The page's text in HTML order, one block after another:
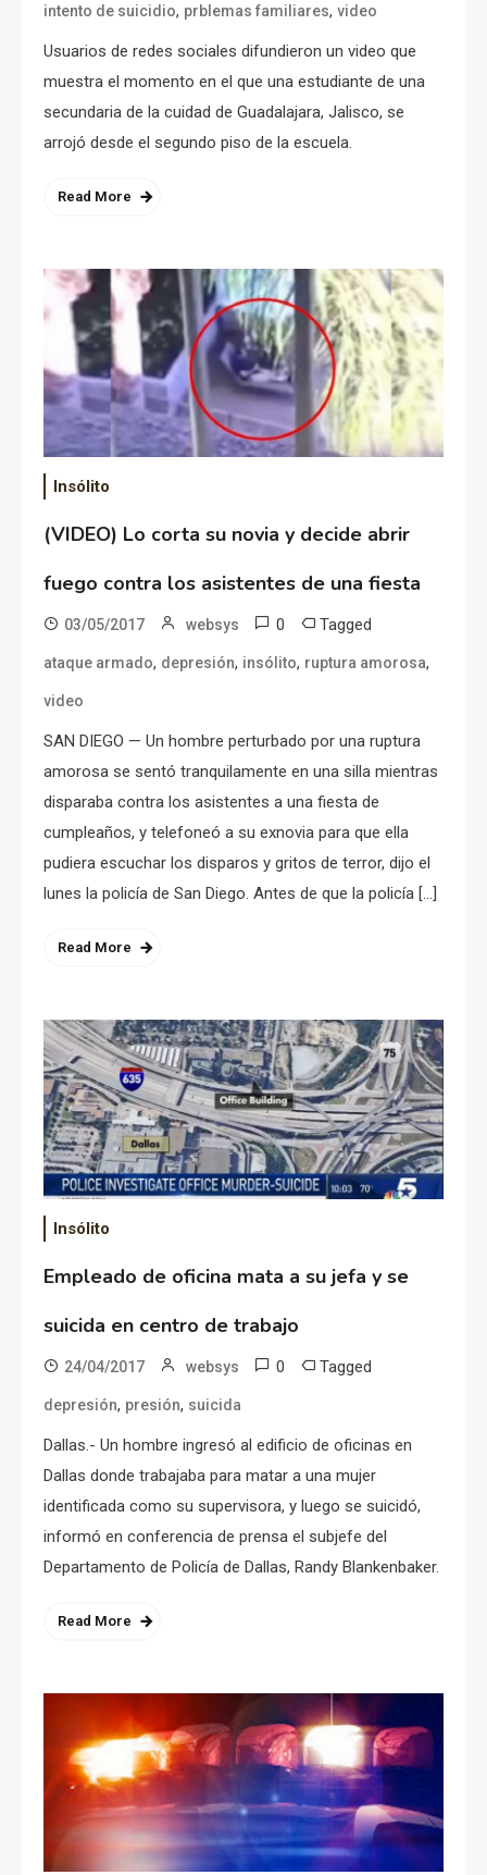
intento de suicidio, prblemas familiares, video
Usuarios de redes sociales difundieron un video que
muestra el momento en el que una estudiante de una
secundaria de la cuidad de Guadalajara, Jalisco, se
arrojó desde el segundo piso de la escuela.
Read More
Insólito
(VIDEO) Lo corta su novia y decide abrir
fuego contra los asistentes de una fiesta
03/05/2017 websys 0 Tagged
ataque armado, depresión, insólito, ruptura amorosa,
video
SAN DIEGO — Un hombre perturbado por una ruptura
amorosa se sentó tranquilamente en una silla mientras
disparaba contra los asistentes a una fiesta de
cumpleaños, y telefoneó a su exnovia para que ella
pudiera escuchar los disparos y gritos de terror, dijo el
lunes la policía de San Diego. Antes de que la policía […]
Read More
Insólito
Empleado de oficina mata a su jefa y se
suicida en centro de trabajo
24/04/2017 websys 0 Tagged
depresión, presión, suicida
Dallas.- Un hombre ingresó al edificio de oficinas en
Dallas donde trabajaba para matar a una mujer
identificada como su supervisora, y luego se suicidó,
informó en conferencia de prensa el subjefe del
Departamento de Policía de Dallas, Randy Blankenbaker.
Read More